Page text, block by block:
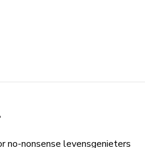
no-nonsense levensgenieters